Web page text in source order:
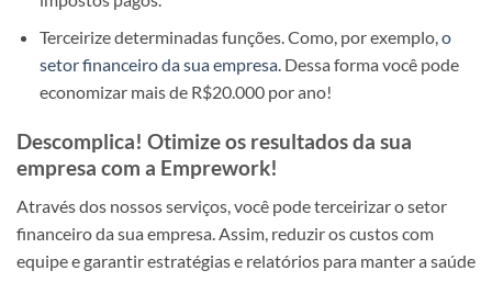
Terceirize determinadas funções. Como, por exemplo,o
setor financeiro da sua empresa.Dessa forma você pode
economizar mais de R$20.000 por ano!
Descomplica! Otimize os resultados da sua
empresa com a Emprework!
Através dos nossos serviços, você pode terceirizar o setor
financeiro da sua empresa. Assim, reduzir os custos com
equipe e garantir estratégias e relatórios para manter a saúde